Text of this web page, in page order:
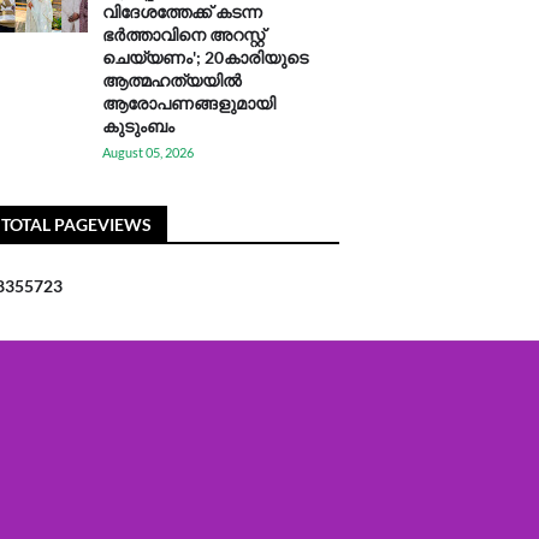
വിദേശത്തേക്ക് കടന്ന
ഭർത്താവിനെ അറസ്റ്റ്
ചെയ്യണം'; 20കാരിയുടെ
ആത്മഹത്യയിൽ
ആരോപണങ്ങളുമായി
കുടുംബം
August 05, 2026
TOTAL PAGEVIEWS
355723